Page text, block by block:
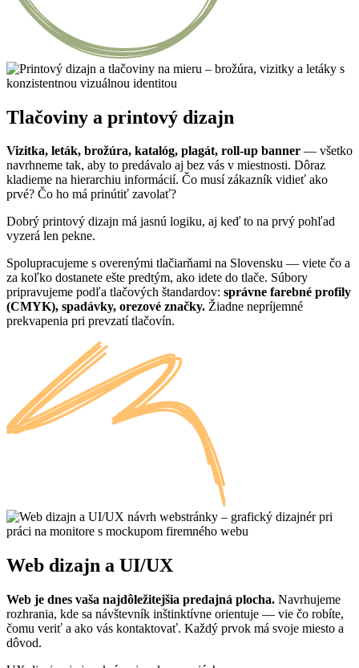
Tlačoviny a printový dizajn
Vizitka, leták, brožúra, katalóg, plagát, roll-up banner — všetko
navrhneme tak, aby to predávalo aj bez vás v miestnosti. Dôraz
kladieme na hierarchiu informácií. Čo musí zákazník vidieť ako
prvé? Čo ho má prinútiť zavolať?
Dobrý printový dizajn má jasnú logiku, aj keď to na prvý pohľad
vyzerá len pekne.
Spolupracujeme s overenými tlačiarňami na Slovensku — viete čo a
za koľko dostanete ešte predtým, ako idete do tlače. Súbory
pripravujeme podľa tlačových štandardov: správne farebné profily
(CMYK), spadávky, orezové značky. Žiadne nepríjemné
prekvapenia pri prevzatí tlačovín.
Web dizajn a UI/UX
Web je dnes vaša najdôležitejšia predajná plocha. Navrhujeme
rozhrania, kde sa návštevník inštinktívne orientuje — vie čo robíte,
čomu veriť a ako vás kontaktovať. Každý prvok má svoje miesto a
dôvod.